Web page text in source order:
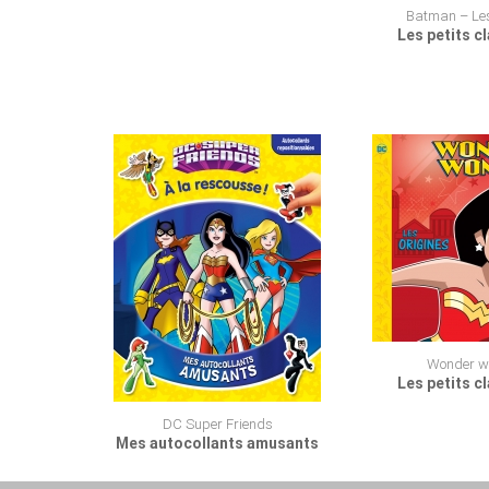
Batman –
Les petits
DC Super Friends
Mes autocollants amusants
Wonder
Les petits